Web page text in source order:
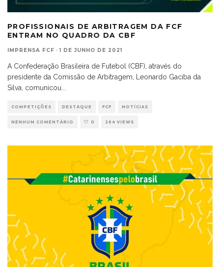
PROFISSIONAIS DE ARBITRAGEM DA FCF
ENTRAM NO QUADRO DA CBF
IMPRENSA FCF · 1 DE JUNHO DE 2021
A Confederação Brasileira de Futebol (CBF), através do
presidente da Comissão de Arbitragem, Leonardo Gaciba da
Silva, comunicou
COMPETIÇÕES DESTAQUE FCF NOTÍCIAS
NENHUM COMENTÁRIO 0 264 VIEWS